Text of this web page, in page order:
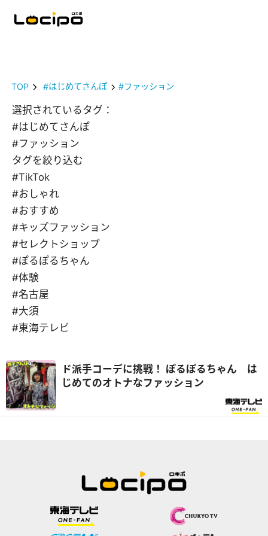
TOP #はじめてさんぽ #ファッション
選択されているタグ：
#はじめてさんぽ
#ファッション
タグを絞り込む
#TikTok
#おしゃれ
#おすすめ
#キッズファッション
#セレクトショップ
#ぽるぽるちゃん
#体験
#名古屋
#大須
#東海テレビ
ド派手コーデに挑戦！ ぽるぽるちゃん は
じめてのオトナなファッション